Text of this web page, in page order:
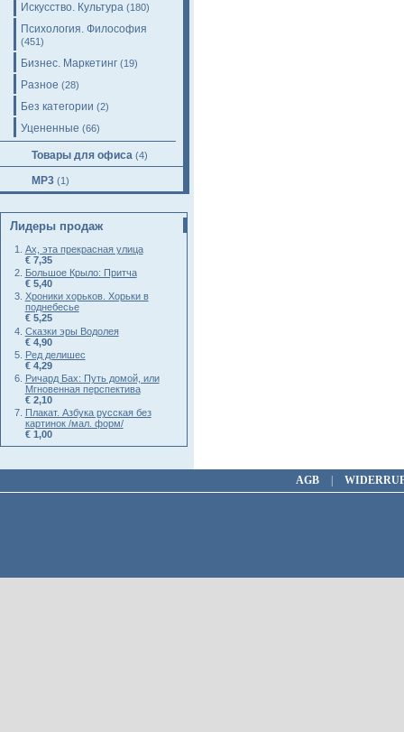
Искусство. Культура (180)
Психология. Философия
(451)
Бизнес. Маркетинг (19)
Разное (28)
Без категории (2)
Уцененные (66)
Товары для офиса (4)
MP3 (1)
Лидеры продаж
Ах, эта прекрасная улица
€ 7,35
Большое Крыло: Притча
€ 5,40
Хроники хорьков. Хорьки в
поднебесье
€ 5,25
Сказки эры Водолея
€ 4,90
Ред делишес
€ 4,29
Ричард Бах: Путь домой, или
Мгновенная перспектива
€ 2,10
Плакат. Азбука русская без
картинок /мал. форм/
€ 1,00
AGB